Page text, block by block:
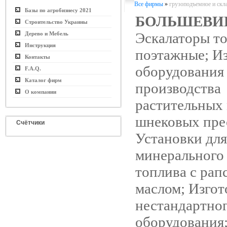
Базы по агробизнесу 2021
Строительство Украины
Дерево и Мебель
Инструкция
Контакты
F.A.Q.
Каталог фирм
О компании
Счётчики
Все фирмы » грузоподъемное и
Эскалаторы
поэтажные;
оборудования
производства
растительных
шнековых
Установки
минерального
топлива с
маслом;